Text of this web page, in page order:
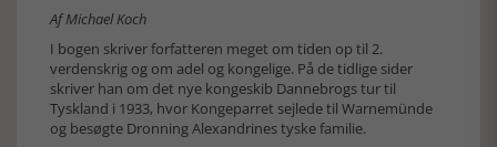
Af Michael Koch
I bogen skriver forfatteren meget om tiden op til 2.
verdenskrig og om adel og kongelige. På de tidlige sider
skriver han om det nye kongeskib Dannebrogs tur til
Tyskland i 1933, hvor Kongeparret sejlede til Warnemünde
og besøgte Dronning Alexandrines tyske familie.